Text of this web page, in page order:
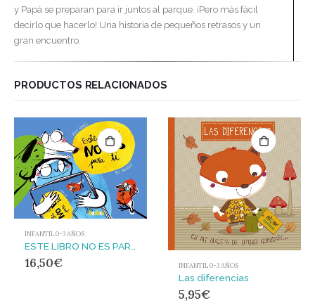
y Papá se preparan para ir juntos al parque. ¡Pero más fácil
decirlo que hacerlo! Una historia de pequeños retrasos y un
gran encuentro.
PRODUCTOS RELACIONADOS
INFANTIL 0-3 AÑOS
16,50€ INFANTIL 0-3 AÑOS
Las diferencias
5,95€